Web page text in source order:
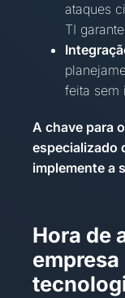
ataques
TI
feita sem
A chave para
especializado
implemente a
Hora de
empresa